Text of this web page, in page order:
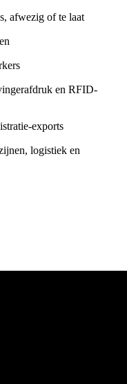
afwezig of te laat
en RFID-
exports
logistiek en